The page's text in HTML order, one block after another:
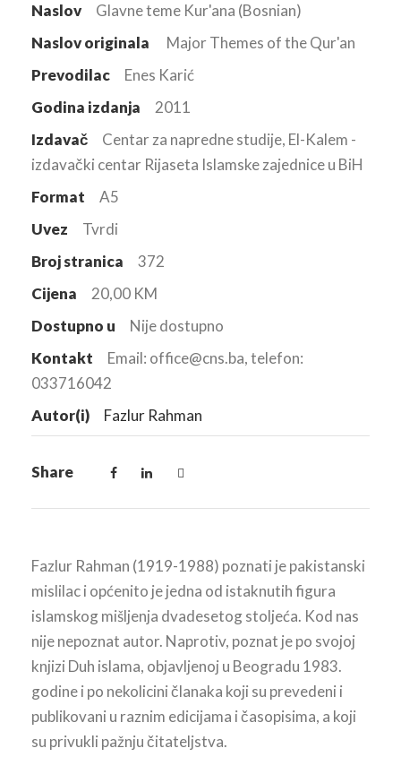
Naslov
Glavne teme Kur'ana (Bosnian)
Naslov originala
Major Themes of the Qur'an
Prevodilac
Enes Karić
Godina izdanja
2011
Izdavač
Centar za napredne studije, El-Kalem -
izdavački centar Rijaseta Islamske zajednice u BiH
Format
A5
Uvez
Tvrdi
Broj stranica
372
Cijena
20,00 KM
Dostupno u
Nije dostupno
Kontakt
Email: office@cns.ba, telefon:
033716042
Autor(i)
Fazlur Rahman
Share
Fazlur Rahman (1919-1988) poznati je pakistanski
mislilac i općenito je jedna od istaknutih figura
islamskog mišljenja dvadesetog stoljeća. Kod nas
nije nepoznat autor. Naprotiv, poznat je po svojoj
knjizi Duh islama, objavljenoj u Beogradu 1983.
godine i po nekolicini članaka koji su prevedeni i
publikovani u raznim edicijama i časopisima, a koji
su privukli pažnju čitateljstva.